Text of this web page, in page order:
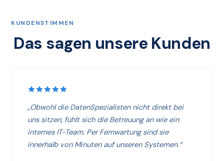
KUNDENSTIMMEN
Das sagen unsere Kunden
„Obwohl die DatenSpezialisten nicht direkt bei
uns sitzen, fühlt sich die Betreuung an wie ein
internes IT-Team. Per Fernwartung sind sie
innerhalb von Minuten auf unseren Systemen.“